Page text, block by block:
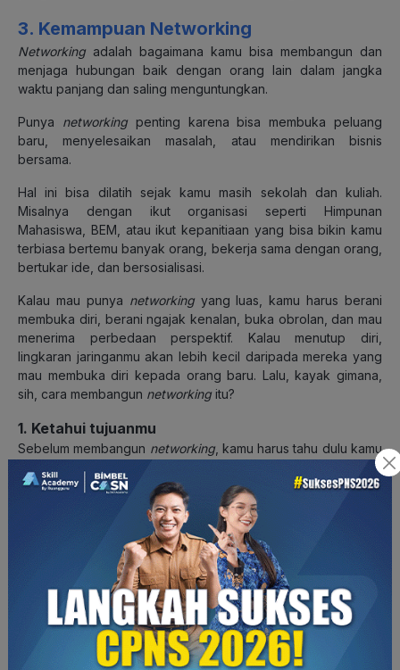
3. Kemampuan Networking
Networking adalah bagaimana kamu bisa membangun dan
menjaga hubungan baik dengan orang lain dalam jangka
waktu panjang dan saling menguntungkan.
Punya networkingpenting karena bisa membuka peluang
baru, menyelesaikan masalah, atau mendirikan bisnis
bersama.
Hal ini bisa dilatih sejak kamu masih sekolah dan kuliah.
Misalnya dengan ikut organisasi seperti Himpunan
Mahasiswa, BEM, atau ikut kepanitiaan yang bisa bikin kamu
terbiasa bertemu banyak orang, bekerja sama dengan orang,
bertukar ide, dan bersosialisasi.
Kalau mau punya networkingyang luas, kamu harus berani
membuka diri, berani ngajak kenalan, buka obrolan, dan mau
menerima perbedaan perspektif. Kalau menutup diri,
lingkaran jaringanmu akan lebih kecil daripada mereka yang
mau membuka diri kepada orang baru. Lalu, kayak gimana,
sih, cara membangun networking itu?
1. Ketahui tujuanmu
Sebelum membangun networking, kamu harus tahu dulu kamu
yang mana, bidang apa yang ingin
kamu tekuni, siapa yang ingin kamu kenal, bagaimana cara
kenalannya, dan lainnya.
Misalnya, kamu adalahfresh graduatedan sedang cari kerja.
Kamu mau masuk ke dalamcircleyang di dalamnya bisa
saling bertukar informasi lowongan pekerjaan, tips bikin CV,
dan tips-tips cari kerja lainnya.
Dengan tahu tujuan, kamu jadi punya gambaran kira-kira
siapa saja yang bisa kamu ajak untuk jadi relasi, apakah
kakak tingkat waktu kuliah, mantan atasan waktu magang,